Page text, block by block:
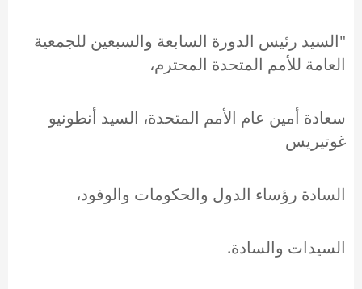
"السيد رئيس الدورة السابعة والسبعين للجمعية
العامة للأمم المتحدة المحترم،
سعادة أمين عام الأمم المتحدة، السيد أنطونيو
غوتيريس
السادة رؤساء الدول والحكومات والوفود،
السيدات والسادة.